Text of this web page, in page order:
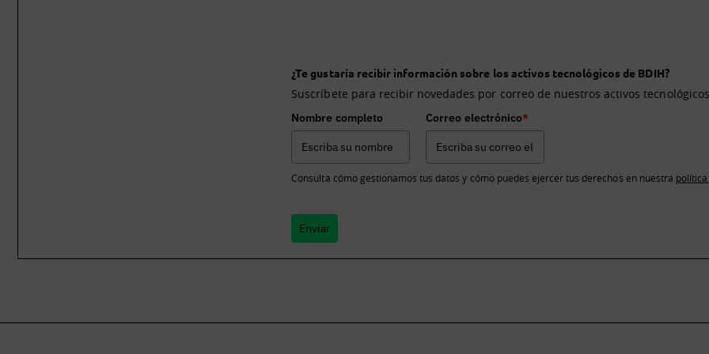
¿Te gustaría recibir información sobre los activos tecnológicos de BDIH?
Suscríbete para recibir novedades por correo de nuestros activos
Nombre completo Correo electrónico*
Consulta cómo gestionamos tus datos y cómo puedes ejercer tus derechos en nuestra
Enviar